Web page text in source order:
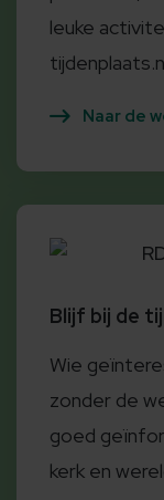
leuke
Naar de
Blijf bij de
Wie
zonder de
goed
kerk en